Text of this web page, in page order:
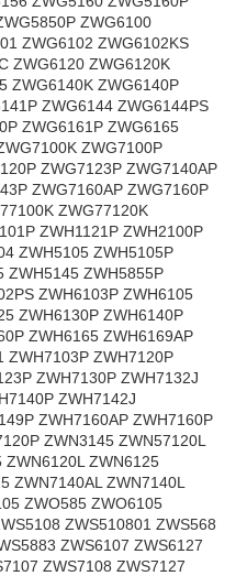
ZWG6100
ZWG6102 ZWG6102KS
ZWG6120 ZWG6120K
ZWG6140K ZWG6140P
ZWG6144 ZWG6144PS
ZWG6161P ZWG6165
ZWG7100P
ZWG7123P ZWG7140AP
ZWG7160AP ZWG7160P
ZWG77120K
ZWH1121P ZWH2100P
ZWH5105 ZWH5105P
ZWH5145 ZWH5855P
ZWH6103P ZWH6105
ZWH6130P ZWH6140P
ZWH6165 ZWH6169AP
ZWH7103P ZWH7120P
ZWH7130P ZWH7132J
ZWH7142J
ZWH7160AP ZWH7160P
ZWN3145 ZWN57120L
ZWN6120L ZWN6125
ZWN7140AL ZWN7140L
ZWO585 ZWO6105
ZWS510801 ZWS568
ZWS6107 ZWS6127
ZWS7108 ZWS7127